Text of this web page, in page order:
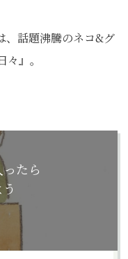
話題沸騰のネコ&グ
』。
たら